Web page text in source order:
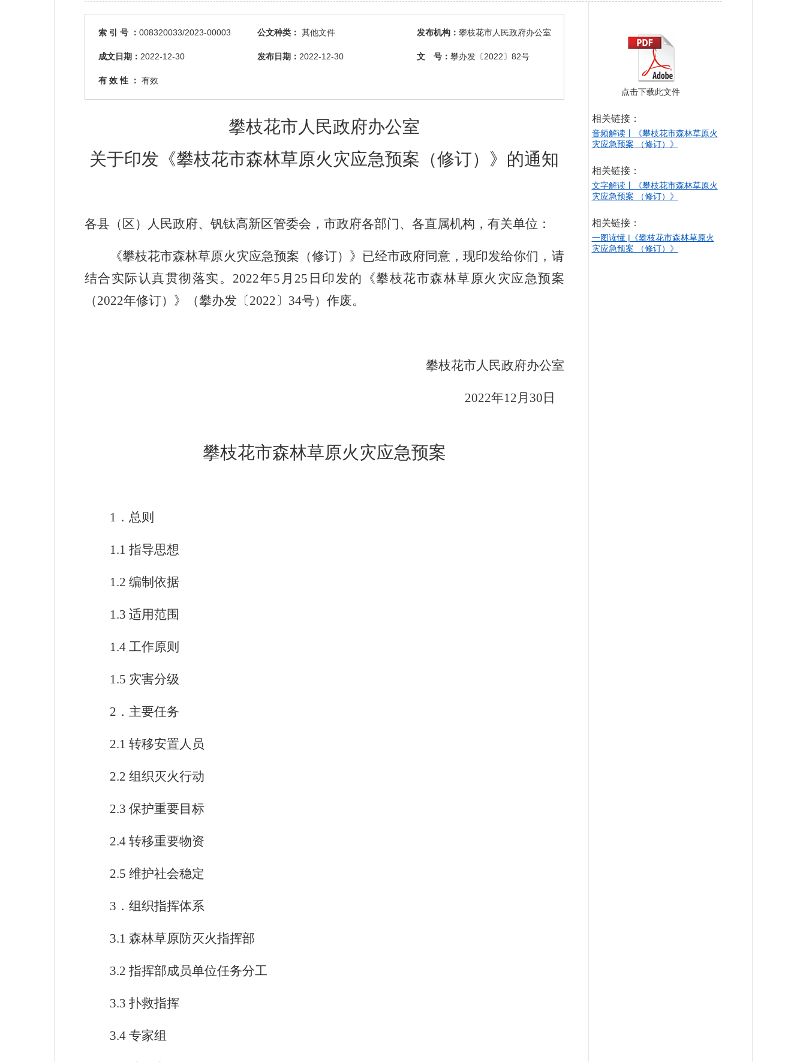
索 引 号 ： 008320033/2023-00003 公文种类： 其他文件 发布机构： 攀枝花市人民政府办公室
成文日期： 2022-12-30 发布日期： 2022-12-30 文 号： 攀办发〔2022〕82号
有 效 性 ： 有效
攀枝花市 人民政府办公室
关于印发 《攀枝花市森林草原火灾应急预案 （修订）》的通知
各县（区）人民政府、钒钛高新区管委会，市政府各部门、各直属机构，有关单位：
《攀枝花市森林草原火灾应急预案（修订）》 已经市政府同意，现印发给你们，请
结合实际认真贯彻落实。 2022年5 月 25 日印发的《攀枝花市森林草原火灾应急预案
（2022年修订）》（攀办发〔2022〕 34号）作废。
攀枝花市人民政府办公室
2022年12月 30 日
攀枝花市森林草原火灾应急预案
1 ．总则
1.1 指导思想
1.2 编制依据
1.3 适用范围
1.4 工作原则
1.5 灾害分级
2 ．主要任务
2.1 转移安置人员
2.2 组织灭火行动
2.3 保护重要目标
2.4 转移重要物资
2.5 维护社会稳定
3 ．组织指挥体系
3.1 森林草原防灭火指挥部
3.2 指挥部成员单位任务分工
3.3 扑救指挥
3.4 专家组
点击下载此文件
相关链接：
音频解读丨《攀枝花市森林草原火
灾应急预案 （修订）》
相关链接：
文字解读丨《攀枝花市森林草原火
灾应急预案 （修订）》
相关链接：
一图读懂 |《攀枝花市森林草原火
灾应急预案 （修订）》